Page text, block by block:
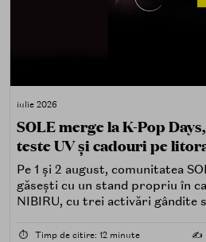
iulie 2026
SOLE merge la K-Pop
teste UV și cadouri pe
Pe 1 și 2 august, comunitatea
găsești cu un stand propriu în
NIBIRU, cu trei activări gândite
⏱️ Timp de citire: 12 minute ✍️